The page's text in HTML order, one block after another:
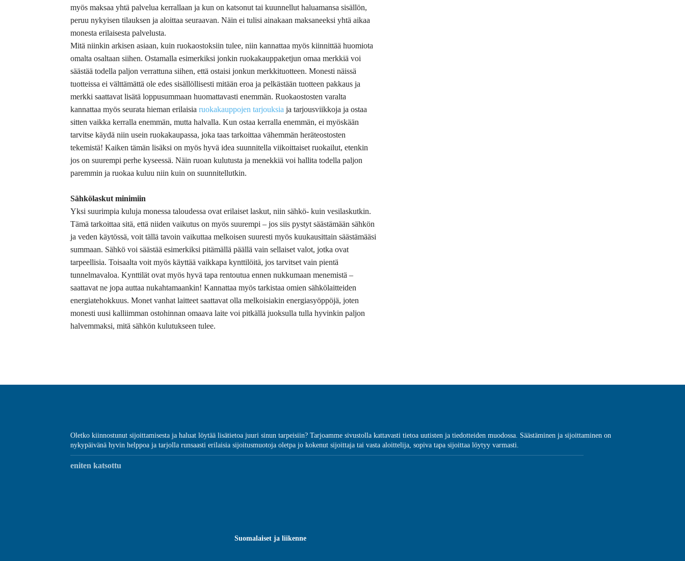
myös maksaa yhtä palvelua kerrallaan ja kun on katsonut tai kuunnellut haluamansa sisällön,
peruu nykyisen tilauksen ja aloittaa seuraavan. Näin ei tulisi ainakaan maksaneeksi yhtä aikaa
monesta erilaisesta palvelusta.
Mitä niinkin arkisen asiaan, kuin ruokaostoksiin tulee, niin kannattaa myös kiinnittää huomiota
omalta osaltaan siihen. Ostamalla esimerkiksi jonkin ruokakauppaketjun omaa merkkiä voi
säästää todella paljon verrattuna siihen, että ostaisi jonkun merkkituotteen. Monesti näissä
tuotteissa ei välttämättä ole edes sisällöllisesti mitään eroa ja pelkästään tuotteen pakkaus ja
merkki saattavat lisätä loppusummaan huomattavasti enemmän. Ruokaostosten varalta
kannattaa myös seurata hieman erilaisia ruokakauppojen tarjouksia ja tarjousviikkoja ja ostaa
sitten vaikka kerralla enemmän, mutta halvalla. Kun ostaa kerralla enemmän, ei myöskään
tarvitse käydä niin usein ruokakaupassa, joka taas tarkoittaa vähemmän heräteostosten
tekemistä! Kaiken tämän lisäksi on myös hyvä idea suunnitella viikoittaiset ruokailut, etenkin
jos on suurempi perhe kyseessä. Näin ruoan kulutusta ja menekkiä voi hallita todella paljon
paremmin ja ruokaa kuluu niin kuin on suunnitellutkin.
Sähkölaskut minimiin
Yksi suurimpia kuluja monessa taloudessa ovat erilaiset laskut, niin sähkö- kuin vesilaskutkin.
Tämä tarkoittaa sitä, että niiden vaikutus on myös suurempi – jos siis pystyt säästämään sähkön
ja veden käytössä, voit tällä tavoin vaikuttaa melkoisen suuresti myös kuukausittain säästämääsi
summaan. Sähkö voi säästää esimerkiksi pitämällä päällä vain sellaiset valot, jotka ovat
tarpeellisia. Toisaalta voit myös käyttää vaikkapa kynttilöitä, jos tarvitset vain pientä
tunnelmavaloa. Kynttilät ovat myös hyvä tapa rentoutua ennen nukkumaan menemistä –
saattavat ne jopa auttaa nukahtamaankin! Kannattaa myös tarkistaa omien sähkölaitteiden
energiatehokkuus. Monet vanhat laitteet saattavat olla melkoisiakin energiasyöppöjä, joten
monesti uusi kalliimman ostohinnan omaava laite voi pitkällä juoksulla tulla hyvinkin paljon
halvemmaksi, mitä sähkön kulutukseen tulee.
Oletko kiinnostunut sijoittamisesta ja haluat löytää lisätietoa juuri sinun tarpeisiin? Tarjoamme sivustolla kattavasti tietoa uutisten ja tiedotteiden muodossa. Säästäminen ja sijoittaminen on
nykypäivänä hyvin helppoa ja tarjolla runsaasti erilaisia sijoitusmuotoja oletpa jo kokenut sijoittaja tai vasta aloittelija, sopiva tapa sijoittaa löytyy varmasti.
eniten katsottu
Suomalaiset ja liikenne